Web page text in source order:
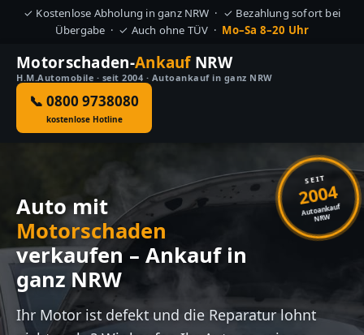
✓ Kostenlose Abholung in ganz NRW · ✓ Bezahlung sofort bei
Übergabe · ✓ Auch ohne TÜV · Mo–Sa 8–20 Uhr
Motorschaden-AnkaufNRW
H.M.Automobile · seit 2004 · Autoankauf in ganz NRW
📞 0800 9738080
kostenlose Hotline
SEIT
2004
Autoankauf
NRW
Auto mit
Motorschaden
verkaufen – Ankauf in
ganz NRW
Ihr Motor ist defekt und die Reparatur lohnt